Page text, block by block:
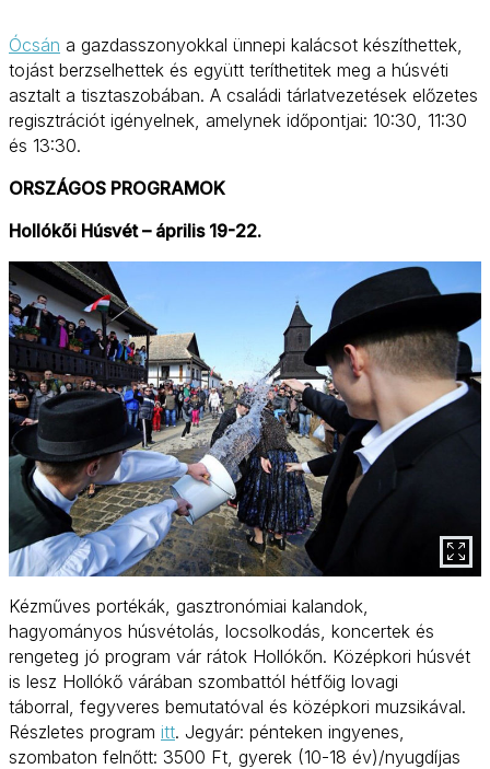
Ócsán a gazdasszonyokkal ünnepi kalácsot készíthettek,
tojást berzselhettek és együtt teríthetitek meg a húsvéti
asztalt a tisztaszobában. A családi tárlatvezetések előzetes
regisztrációt igényelnek, amelynek időpontjai: 10:30, 11:30
és 13:30.
ORSZÁGOS PROGRAMOK
Hollókői Húsvét – április 19-22.
Kézműves portékák, gasztronómiai kalandok,
hagyományos húsvétolás, locsolkodás, koncertek és
rengeteg jó program vár rátok Hollókőn. Középkori húsvét
is lesz Hollókő várában szombattól hétfőig lovagi
táborral, fegyveres bemutatóval és középkori muzsikával.
Részletes program itt. Jegyár: pénteken ingyenes,
szombaton felnőtt: 3500 Ft, gyerek (10-18 év)/nyugdíjas